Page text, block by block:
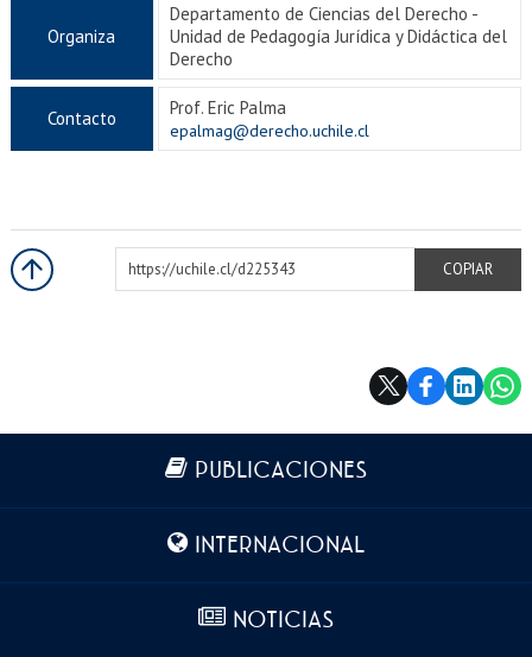
Organiza
Departamento de Ciencias del Derecho -
Unidad de Pedagogía Jurídica y Didáctica del
Derecho
Contacto Prof. Eric Palma
epalmag@derecho.uchile.cl
https://uchile.cl/d225343
COPIAR
Más información
PUBLICACIONES
INTERNACIONAL
NOTICIAS